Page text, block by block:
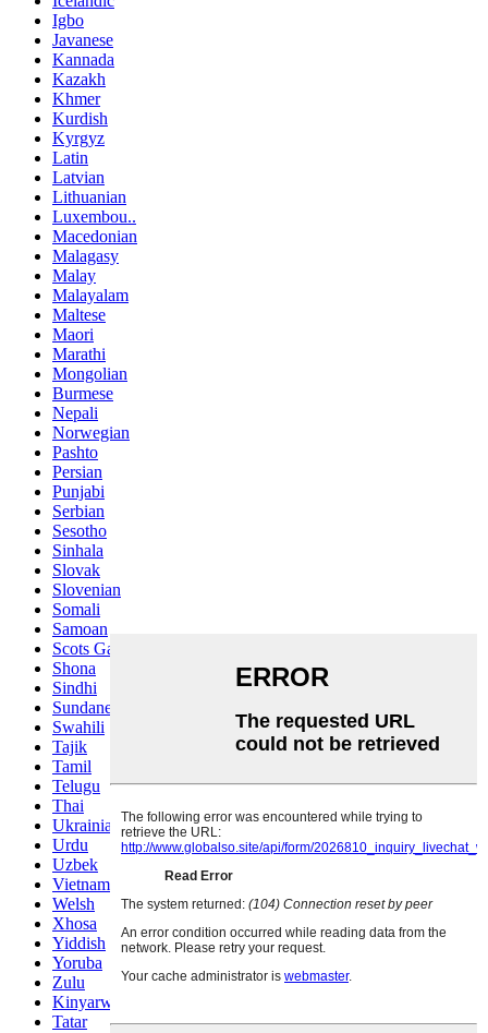
Igbo
Javanese
Kannada
Kazakh
Khmer
Kurdish
Kyrgyz
Latin
Latvian
Lithuanian
Luxembou..
Macedonian
Malagasy
Malay
Malayalam
Maltese
Maori
Marathi
Mongolian
Burmese
Nepali
Norwegian
Pashto
Persian
Punjabi
Serbian
Sesotho
Sinhala
Slovak
Slovenian
Somali
Samoan
Scots Gaelic
Shona
Sindhi
Sundanese
Swahili
Tajik
Tamil
Telugu
Thai
Ukrainian
Urdu
Uzbek
Vietnamese
Welsh
Xhosa
Yiddish
Yoruba
Zulu
Kinyarwanda
Tatar